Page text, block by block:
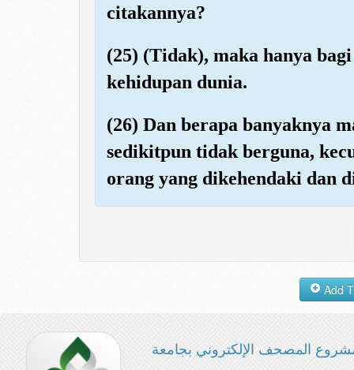
citakannya?
(25) (Tidak), maka hanya
kehidupan dunia.
(26) Dan berapa banyaknya
sedikitpun tidak berguna,
orang yang dikehendaki dan
المصحف الإلكتروني بجامعة